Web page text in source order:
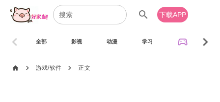
search 下载APP
全部 影视 动漫 学习 sports_esports
chevron_left chevron_right
home chevron_right 游戏/软件 chevron_right 正文